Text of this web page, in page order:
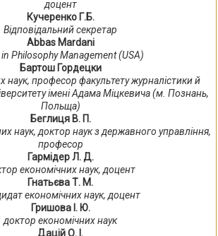
доцент
Кучеренко Г.Б.
Відповідальний секретар
Abbas Mardani
in Philosophy Management (USA)
Бартош Гордецки
наук, професор факультету журналістики й
імені Адама Міцкевича (м. Познань,
Польща)
Беглиця В. П.
наук, доктор наук з державного управління,
професор
Гармідер Л. Д.
економічних наук, доцент
Гнатьєва Т. М.
економічних наук, доцент
Гришова І. Ю.
доктор економічних наук
Дацій О. І.